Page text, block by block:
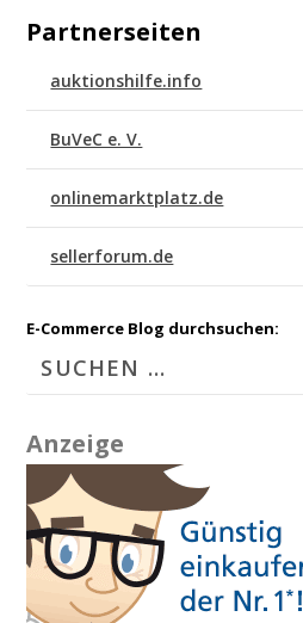
Partnerseiten
auktionshilfe.info
BuVeC e. V.
onlinemarktplatz.de
sellerforum.de
E-Commerce Blog durchsuchen:
Anzeige